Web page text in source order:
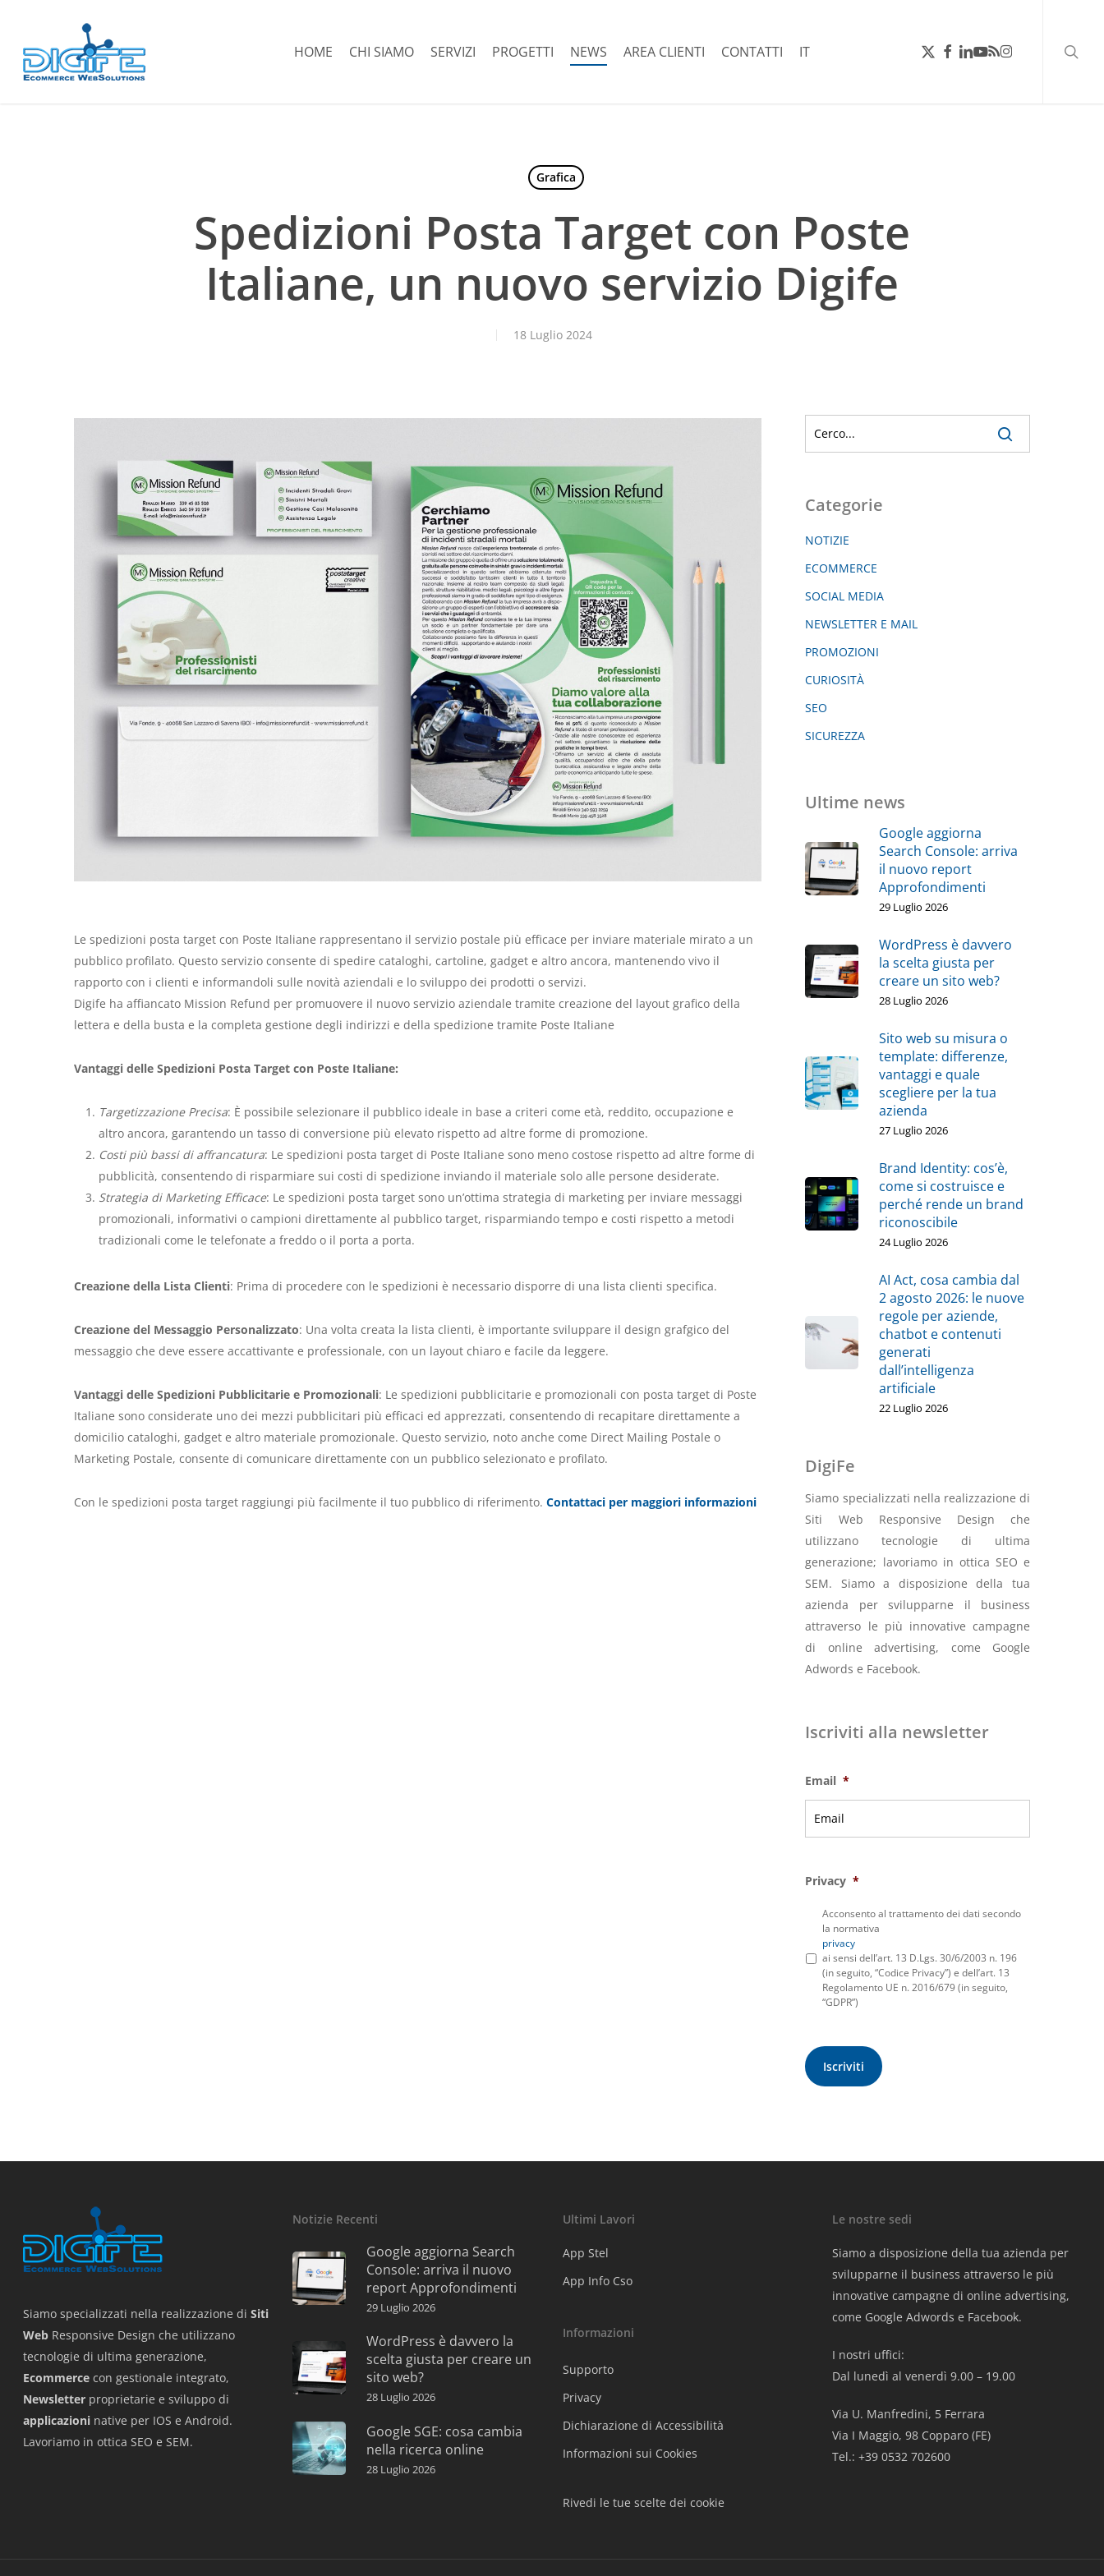
contenuto
principale
HOME CHI SIAMO SERVIZI PROGETTI NEWS AREA CLIENTI CONTATTI IT X-
TWITTER
FACEBOOK
LINKEDIN
YOUTUBE
RSSINSTAGRAM
Grafica
Spedizioni Posta Target con Poste
Italiane, un nuovo servizio Digife
18 Luglio 2024
Le spedizioni posta target con Poste Italiane rappresentano il servizio postale più efficace per inviare materiale mirato a un
pubblico profilato. Questo servizio consente di spedire cataloghi, cartoline, gadget e altro ancora, mantenendo vivo il
rapporto con i clienti e informandoli sulle novità aziendali e lo sviluppo dei prodotti o servizi.
Digife ha affiancato Mission Refund per promuovere il nuovo servizio aziendale tramite creazione del layout grafico della
lettera e della busta e la completa gestione degli indirizzi e della spedizione tramite Poste Italiane
Vantaggi delle Spedizioni Posta Target con Poste Italiane:
Targetizzazione Precisa: È possibile selezionare il pubblico ideale in base a criteri come età, reddito, occupazione e
altro ancora, garantendo un tasso di conversione più elevato rispetto ad altre forme di promozione.
Costi più bassi di affrancatura: Le spedizioni posta target di Poste Italiane sono meno costose rispetto ad altre forme di
pubblicità, consentendo di risparmiare sui costi di spedizione inviando il materiale solo alle persone desiderate.
Strategia di Marketing Efficace: Le spedizioni posta target sono un’ottima strategia di marketing per inviare messaggi
promozionali, informativi o campioni direttamente al pubblico target, risparmiando tempo e costi rispetto a metodi
tradizionali come le telefonate a freddo o il porta a porta.
Creazione della Lista Clienti: Prima di procedere con le spedizioni è necessario disporre di una lista clienti specifica.
Creazione del Messaggio Personalizzato: Una volta creata la lista clienti, è importante sviluppare il design grafgico del
messaggio che deve essere accattivante e professionale, con un layout chiaro e facile da leggere.
Vantaggi delle Spedizioni Pubblicitarie e Promozionali: Le spedizioni pubblicitarie e promozionali con posta target di Poste
Italiane sono considerate uno dei mezzi pubblicitari più efficaci ed apprezzati, consentendo di recapitare direttamente a
domicilio cataloghi, gadget e altro materiale promozionale. Questo servizio, noto anche come Direct Mailing Postale o
Marketing Postale, consente di comunicare direttamente con un pubblico selezionato e profilato.
Con le spedizioni posta target raggiungi più facilmente il tuo pubblico di riferimento. Contattaci per maggiori informazioni
Categorie
NOTIZIE
ECOMMERCE
SOCIAL MEDIA
NEWSLETTER E MAIL
PROMOZIONI
CURIOSITÀ
SEO
SICUREZZA
Ultime news
Google aggiorna
Search Console: arriva
il nuovo report
Approfondimenti
29 Luglio 2026
WordPress è davvero
la scelta giusta per
creare un sito web?
28 Luglio 2026
Sito web su misura o
template: differenze,
vantaggi e quale
scegliere per la tua
azienda
27 Luglio 2026
Brand Identity: cos’è,
come si costruisce e
perché rende un brand
riconoscibile
24 Luglio 2026
AI Act, cosa cambia dal
2 agosto 2026: le nuove
regole per aziende,
chatbot e contenuti
generati
dall’intelligenza
artificiale
22 Luglio 2026
DigiFe
Siamo specializzati nella realizzazione di
Siti Web Responsive Design che
utilizzano tecnologie di ultima
generazione; lavoriamo in ottica SEO e
SEM. Siamo a disposizione della tua
azienda per svilupparne il business
attraverso le più innovative campagne
di online advertising, come Google
Adwords e Facebook.
Iscriviti alla newsletter
Email *
Privacy *
Acconsento al trattamento dei dati secondo
la normativa
privacy
ai sensi dell’art. 13 D.Lgs. 30/6/2003 n. 196
(in seguito, “Codice Privacy”) e dell’art. 13
Regolamento UE n. 2016/679 (in seguito,
“GDPR”)
Siamo specializzati nella realizzazione di Siti
Web Responsive Design che utilizzano
tecnologie di ultima generazione,
Ecommerce con gestionale integrato,
Newsletter proprietarie e sviluppo di
applicazioni native per IOS e Android.
Lavoriamo in ottica SEO e SEM.
Notizie Recenti
Google aggiorna Search
Console: arriva il nuovo
report Approfondimenti
29 Luglio 2026
WordPress è davvero la
scelta giusta per creare un
sito web?
28 Luglio 2026
Google SGE: cosa cambia
nella ricerca online
28 Luglio 2026
Ultimi Lavori
App Stel
App Info Cso
Informazioni
Supporto
Privacy
Dichiarazione di Accessibilità
Informazioni sui Cookies
Rivedi le tue scelte dei cookie
Le nostre sedi
Siamo a disposizione della tua azienda per
svilupparne il business attraverso le più
innovative campagne di online advertising,
come Google Adwords e Facebook.
I nostri uffici:
Dal lunedì al venerdì 9.00 – 19.00
Via U. Manfredini, 5 Ferrara
Via I Maggio, 98 Copparo (FE)
Tel.: +39 0532 702600